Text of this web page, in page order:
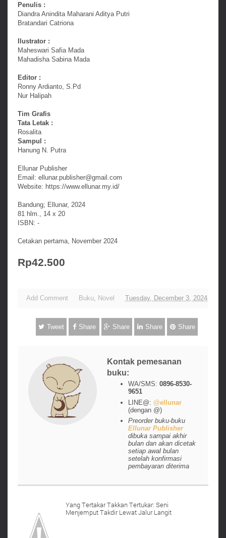
Penulis :
Diandra Anindita Maharani Aditya Putri
Bratandari Catriona
Ilustrator :
Maheswari Safia Mada
Mahadisha Sabina Mada
Editor :
Ronny Ardianto, S.Pd
Nur Halipah
Tim Grafis
Tata Letak :
Rosalita
Sampul :
Hanung N. Putra
Ellunar Publisher
Email: ellunar.publisher@gmail.com
Website: https://www.ellunar.my.id/
Bandung; Ellunar, 2024
81 hlm., 14 x 20
ISBN: -
Cetakan pertama, November 2024
Rp42.500
Add Comment Buku, Novel Tuesday, December 3, 2024
Tweet Share Share Share Share
Kontak pemesanan
buku:
WA/SMS:0896-8530-
9651
LINE@:@ellunar
(dengan @)
Preorder buku-buku
Ellunar Publisher
dibuka sampai akhir
bulan dan akan dicetak
setiap awal bulan
setelah konfirmasi
pembayaran diterima
Yang Tertakar Takkan Tertukar: Seni
Menjemput Takdir Lewat Jalur Langit